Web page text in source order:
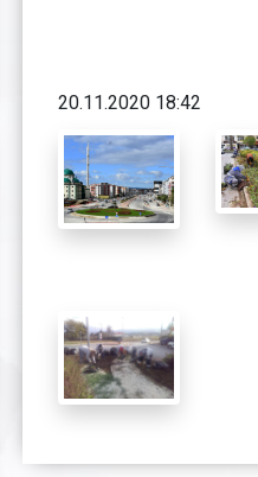
20.11.2020 18:42